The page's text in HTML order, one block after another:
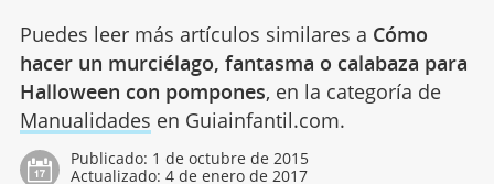
Puedes leer más artículos similares a Cómo
hacer un murciélago, fantasma o calabaza para
Halloween con pompones, en la categoría de
Manualidades en Guiainfantil.com.
Publicado: 1 de octubre de 2015
Actualizado: 4 de enero de 2017